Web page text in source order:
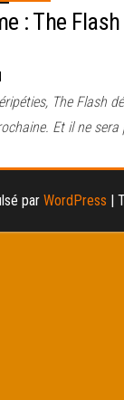
: The
The Flash
Et il ne
par WordPress |